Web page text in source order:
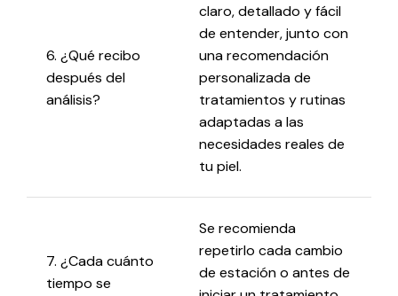
6. ¿Qué recibo
después del
análisis?
claro, detallado y fácil
de entender, junto con
una recomendación
personalizada de
tratamientos y rutinas
adaptadas a las
necesidades reales de
tu piel.
7. ¿Cada cuánto
tiempo se
Se recomienda
repetirlo cada cambio
de estación o antes de